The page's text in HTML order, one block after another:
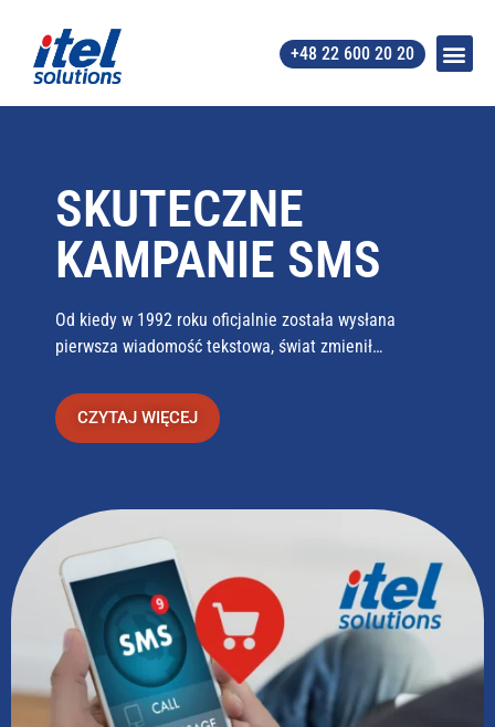
+48 22 600 20 20
SKUTECZNE
KAMPANIE SMS
Od kiedy w 1992 roku oficjalnie została wysłana
pierwsza wiadomość tekstowa, świat zmienił…
CZYTAJ WIĘCEJ